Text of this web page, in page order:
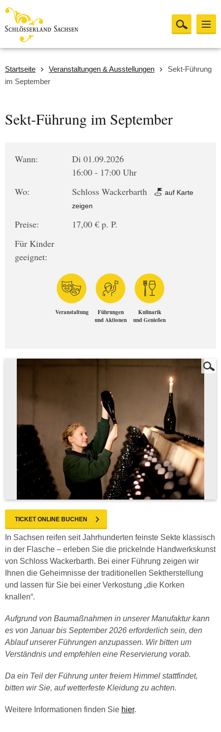
Startseite Veranstaltungen & Ausstellungen
Sekt-Führung
im September
Sekt-Führung im September
Wann:
Di 01.09.2026
16:00 - 17:00 Uhr
Wo:
Schloss Wackerbarth
auf Karte
zeigen
Preise:
17,00 € p. P.
Für Kinder
geeignet:
Veranstaltung
Führungen
und Aktionen
Kulinarik
und Genießen
TICKET ONLINE BUCHEN
In Sachsen reifen seit Jahrhunderten feinste Sekte klassisch
in der Flasche – erleben Sie die prickelnde Handwerkskunst
von Schloss Wackerbarth. Bei einer Führung zeigen wir
Ihnen die Geheimnisse der traditionellen Sektherstellung
und lassen für Sie bei einer Verkostung „die Korken
knallen“.
Aufgrund von Baumaßnahmen in unserer Manufaktur kann
es von Januar bis September 2026 erforderlich sein, den
Ablauf unserer Führungen anzupassen. Wir bitten um
Verständnis und empfehlen eine Reservierung vorab.
Da ein Teil der Führung unter freiem Himmel stattfindet,
bitten wir Sie, auf wetterfeste Kleidung zu achten.
Weitere Informationen finden Sie hier.